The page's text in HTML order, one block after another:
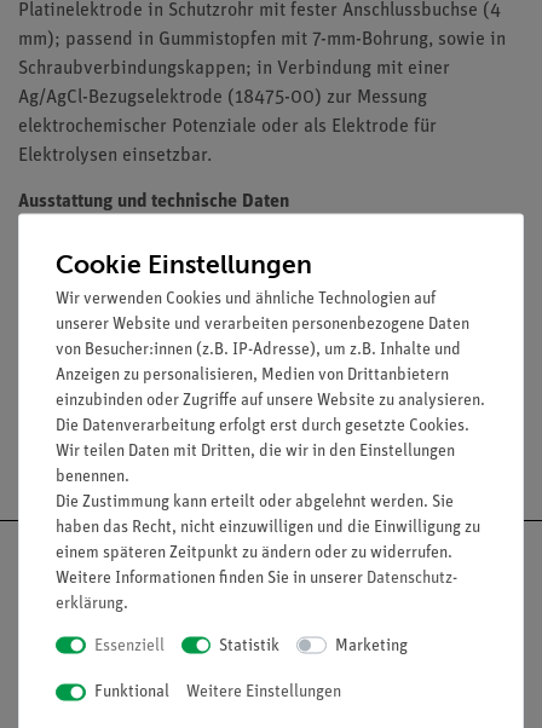
Platinelektrode in Schutzrohr mit fester Anschlussbuchse (4
mm); passend in Gummistopfen mit 7-mm-Bohrung, sowie in
Schraubverbindungskappen; in Verbindung mit einer
Ag/AgCl-Bezugselektrode (18475-00) zur Messung
elektrochemischer Potenziale oder als Elektrode für
Elektrolysen einsetzbar.
Ausstattung und technische Daten
Glasschaft-Durchmesser: 8 mm
Glasschaft-Länge: ca. 80 mm
Gesamt-Länge: ca. 120 mm
Versandkostenfrei ab 300,- €
Nach oben
Cookie Einstellungen
Wir verwenden Cookies und ähnliche Technologien auf
unserer Website und verarbeiten personenbezogene Daten
von Besucher:innen (z.B. IP-Adresse), um z.B. Inhalte und
Anzeigen zu personalisieren, Medien von Drittanbietern
einzubinden oder Zugriffe auf unsere Website zu analysieren.
Die Datenverarbeitung erfolgt erst durch gesetzte Cookies.
Wir teilen Daten mit Dritten, die wir in den Einstellungen
benennen.
Die Zustimmung kann erteilt oder abgelehnt werden. Sie
haben das Recht, nicht einzuwilligen und die Einwilligung zu
einem späteren Zeitpunkt zu ändern oder zu widerrufen.
Weitere Informationen finden Sie in unserer Daten­schutz­
erklärung.
Essenziell Statistik Marketing
Funktional Weitere Einstellungen